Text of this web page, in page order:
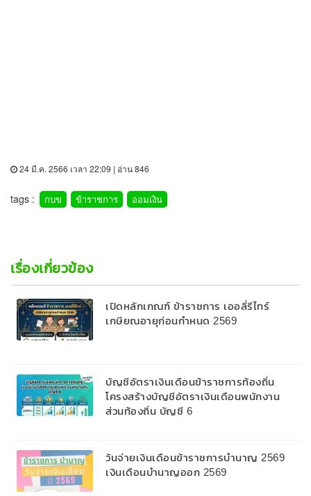
24 มี.ค. 2566 เวลา 22:09 | อ่าน 846
tags : กบข ข้าราชการ ออมเงิน
เรื่องเกี่ยวข้อง
เปิดหลักเกณฑ์ ข้าราชการ เออลี่รีไทร์
เกษียณอายุก่อนกำหนด 2569
บัญชีอัตราเงินเดือนข้าราชการท้องถิ่น
โครงสร้างบัญชีอัตราเงินเดือนพนักงาน
ส่วนท้องถิ่น บัญชี 6
วันจ่ายเงินเดือนข้าราชการบํานาญ 2569
เงินเดือนบำนาญออก 2569